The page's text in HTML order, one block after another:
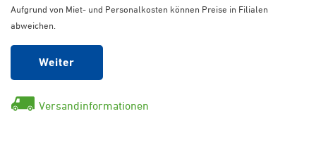
Aufgrund von Miet- und Personalkosten können Preise in Filialen
abweichen.
Weiter
Versandinformationen